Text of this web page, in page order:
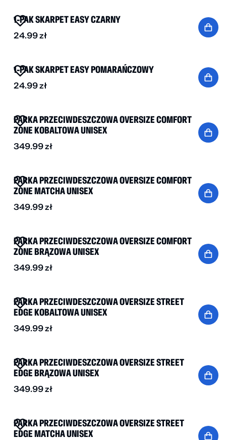
1-PAK SKARPET EASY CZARNY
24.99zł
1-PAK SKARPET EASY POMARAŃCZOWY
24.99zł
PARKA PRZECIWDESZCZOWA OVERSIZE COMFORT
ZONE KOBALTOWA UNISEX
349.99zł
PARKA PRZECIWDESZCZOWA OVERSIZE COMFORT
ZONE MATCHA UNISEX
349.99zł
PARKA PRZECIWDESZCZOWA OVERSIZE COMFORT
ZONE BRĄZOWA UNISEX
349.99zł
PARKA PRZECIWDESZCZOWA OVERSIZE STREET
EDGE KOBALTOWA UNISEX
349.99zł
PARKA PRZECIWDESZCZOWA OVERSIZE STREET
EDGE BRĄZOWA UNISEX
349.99zł
PARKA PRZECIWDESZCZOWA OVERSIZE STREET
EDGE MATCHA UNISEX